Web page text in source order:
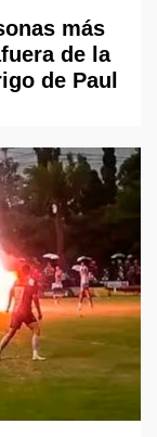
más
de la
de Paul